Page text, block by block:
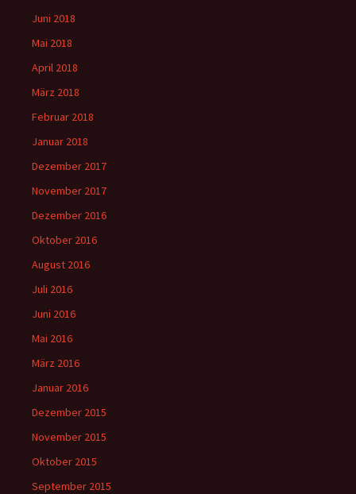
Juni 2018
Mai 2018
April 2018
März 2018
Februar 2018
Januar 2018
Dezember 2017
November 2017
Dezember 2016
Oktober 2016
August 2016
Juli 2016
Juni 2016
Mai 2016
März 2016
Januar 2016
Dezember 2015
November 2015
Oktober 2015
September 2015